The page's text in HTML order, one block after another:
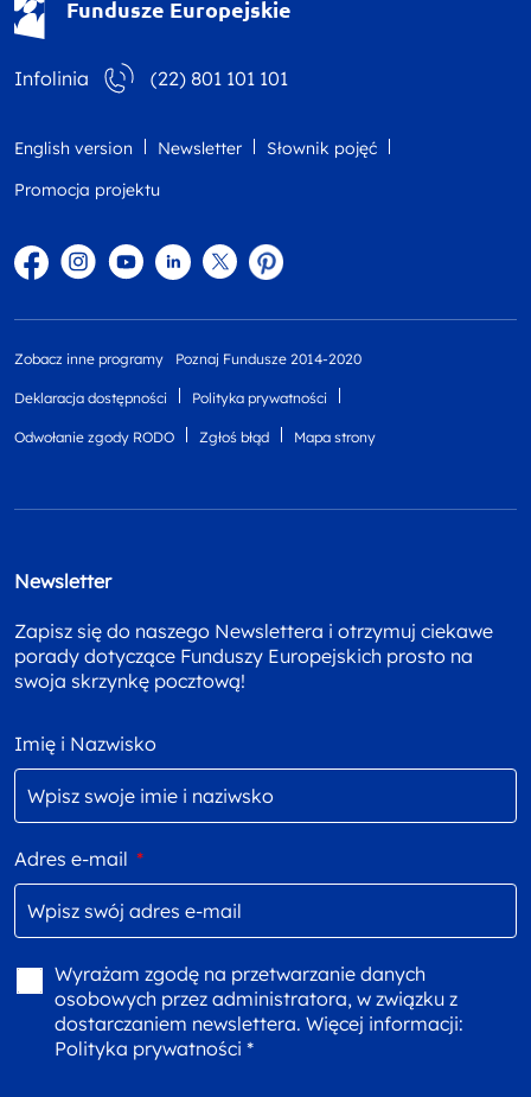
Fundusze Europejskie
Infolinia (22) 801 101 101
English version Newsletter
Słownik pojęć
Promocja projektu
FacebookInstagram
YouTubeLinkedintwitterPinterest
Zobacz inne programy Poznaj Fundusze 2014-2020
Deklaracja dostępności Polityka prywatności
Odwołanie zgody RODO Zgłoś błąd Mapa strony
Newsletter
Zapisz się do naszego Newslettera i otrzymuj ciekawe
porady dotyczące Funduszy Europejskich prosto na
swoja skrzynkę pocztową!
Imię i Nazwisko
Adres e-mail *
Wyrażam zgodę na przetwarzanie danych
osobowych przez administratora, w związku z
dostarczaniem newslettera. Więcej informacji:
Polityka prywatności *